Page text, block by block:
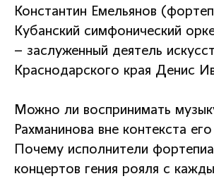
Константин Емельянов
Кубанский симфонический
– заслуженный деятель
Краснодарского края Денис
Можно ли воспринимать
Рахманинова вне контекста
Почему исполнители
концертов гения рояля с